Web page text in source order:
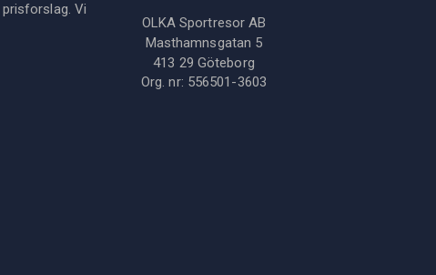
Vi
OLKA Sportresor AB
Masthamnsgatan 5
413 29 Göteborg
Org. nr: 556501-3603